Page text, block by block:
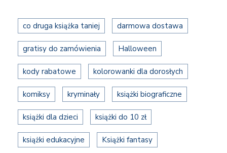
co druga książka taniej darmowa dostawa
gratisy do zamówienia Halloween
kody rabatowe kolorowanki dla dorosłych
komiksy kryminały książki biograficzne
książki dla dzieci książki do 10 zł
książki edukacyjne Książki fantasy